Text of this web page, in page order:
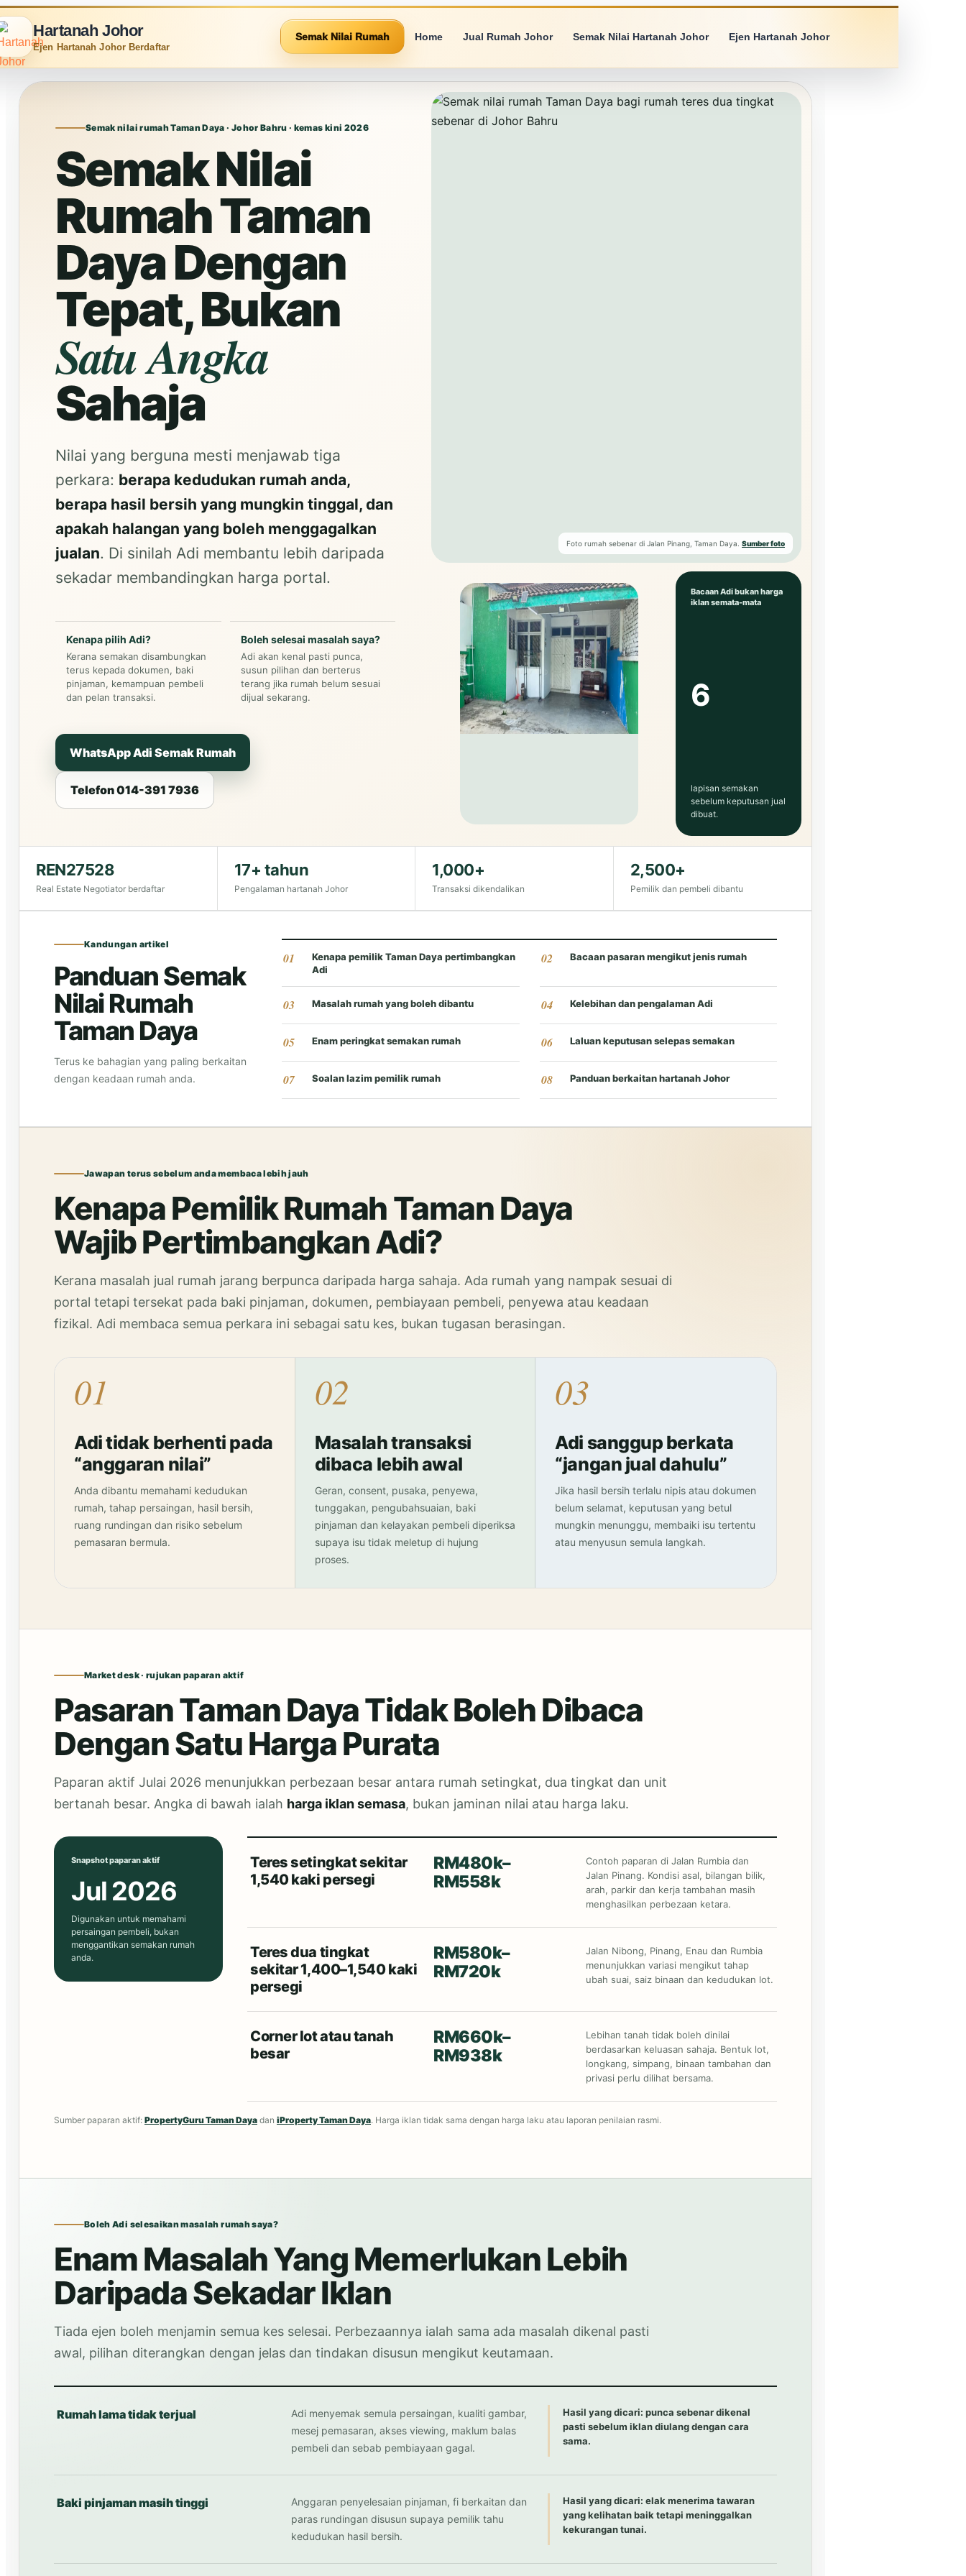
Hartanah Johor
Ejen Hartanah Johor Berdaftar
Semak Nilai Rumah Home Jual Rumah Johor Semak Nilai Hartanah Johor Ejen Hartanah Johor
Semak nilai rumah Taman Daya · Johor Bahru · kemas kini 2026
Semak Nilai
Rumah Taman
Daya Dengan
Tepat, Bukan
Satu Angka
Sahaja
Nilai yang berguna mesti menjawab tiga
perkara: berapa kedudukan rumah anda,
berapa hasil bersih yang mungkin tinggal, dan
apakah halangan yang boleh menggagalkan
jualan. Di sinilah Adi membantu lebih daripada
sekadar membandingkan harga portal.
Kenapa pilih Adi?
Kerana semakan disambungkan
terus kepada dokumen, baki
pinjaman, kemampuan pembeli
dan pelan transaksi.
Boleh selesai masalah saya?
Adi akan kenal pasti punca,
susun pilihan dan berterus
terang jika rumah belum sesuai
dijual sekarang.
WhatsApp Adi Semak Rumah
Telefon 014-391 7936
Foto rumah sebenar di Jalan Pinang, Taman Daya. Sumber foto
Bacaan Adi bukan harga
iklan semata-mata
6
lapisan semakan
sebelum keputusan jual
dibuat.
REN27528
Real Estate Negotiator berdaftar
17+ tahun
Pengalaman hartanah Johor
1,000+
Transaksi dikendalikan
2,500+
Pemilik dan pembeli dibantu
Kandungan artikel
Panduan Semak
Nilai Rumah
Taman Daya
Terus ke bahagian yang paling berkaitan
dengan keadaan rumah anda.
Kenapa pemilik Taman Daya pertimbangkan
Adi
Bacaan pasaran mengikut jenis rumah
Masalah rumah yang boleh dibantu Kelebihan dan pengalaman Adi
Enam peringkat semakan rumah Laluan keputusan selepas semakan
Soalan lazim pemilik rumah Panduan berkaitan hartanah Johor
Jawapan terus sebelum anda membaca lebih jauh
Kenapa Pemilik Rumah Taman Daya
Wajib Pertimbangkan Adi?
Kerana masalah jual rumah jarang berpunca daripada harga sahaja. Ada rumah yang nampak sesuai di
portal tetapi tersekat pada baki pinjaman, dokumen, pembiayaan pembeli, penyewa atau keadaan
fizikal. Adi membaca semua perkara ini sebagai satu kes, bukan tugasan berasingan.
01
Adi tidak berhenti pada
“anggaran nilai”
Anda dibantu memahami kedudukan
rumah, tahap persaingan, hasil bersih,
ruang rundingan dan risiko sebelum
pemasaran bermula.
02
Masalah transaksi
dibaca lebih awal
Geran, consent, pusaka, penyewa,
tunggakan, pengubahsuaian, baki
pinjaman dan kelayakan pembeli diperiksa
supaya isu tidak meletup di hujung
proses.
03
Adi sanggup berkata
“jangan jual dahulu”
Jika hasil bersih terlalu nipis atau dokumen
belum selamat, keputusan yang betul
mungkin menunggu, membaiki isu tertentu
atau menyusun semula langkah.
Market desk · rujukan paparan aktif
Pasaran Taman Daya Tidak Boleh Dibaca
Dengan Satu Harga Purata
Paparan aktif Julai 2026 menunjukkan perbezaan besar antara rumah setingkat, dua tingkat dan unit
bertanah besar. Angka di bawah ialah harga iklan semasa, bukan jaminan nilai atau harga laku.
Snapshot paparan aktif
Jul 2026
Digunakan untuk memahami
persaingan pembeli, bukan
menggantikan semakan rumah
anda.
Teres setingkat sekitar
1,540 kaki persegi
RM480k–
RM558k
Contoh paparan di Jalan Rumbia dan
Jalan Pinang. Kondisi asal, bilangan bilik,
arah, parkir dan kerja tambahan masih
menghasilkan perbezaan ketara.
Teres dua tingkat
sekitar 1,400–1,540 kaki
persegi
RM580k–
RM720k
Jalan Nibong, Pinang, Enau dan Rumbia
menunjukkan variasi mengikut tahap
ubah suai, saiz binaan dan kedudukan lot.
Corner lot atau tanah
besar
RM660k–
RM938k
Lebihan tanah tidak boleh dinilai
berdasarkan keluasan sahaja. Bentuk lot,
longkang, simpang, binaan tambahan dan
privasi perlu dilihat bersama.
Sumber paparan aktif: PropertyGuru Taman Daya dan iProperty Taman Daya. Harga iklan tidak sama dengan harga laku atau laporan penilaian rasmi.
Boleh Adi selesaikan masalah rumah saya?
Enam Masalah Yang Memerlukan Lebih
Daripada Sekadar Iklan
Tiada ejen boleh menjamin semua kes selesai. Perbezaannya ialah sama ada masalah dikenal pasti
awal, pilihan diterangkan dengan jelas dan tindakan disusun mengikut keutamaan.
Rumah lama tidak terjual
Adi menyemak semula persaingan, kualiti gambar,
mesej pemasaran, akses viewing, maklum balas
pembeli dan sebab pembiayaan gagal.
Hasil yang dicari: punca sebenar dikenal
pasti sebelum iklan diulang dengan cara
sama.
Baki pinjaman masih tinggi
Anggaran penyelesaian pinjaman, fi berkaitan dan
paras rundingan disusun supaya pemilik tahu
kedudukan hasil bersih.
Hasil yang dicari: elak menerima tawaran
yang kelihatan baik tetapi meninggalkan
kekurangan tunai.